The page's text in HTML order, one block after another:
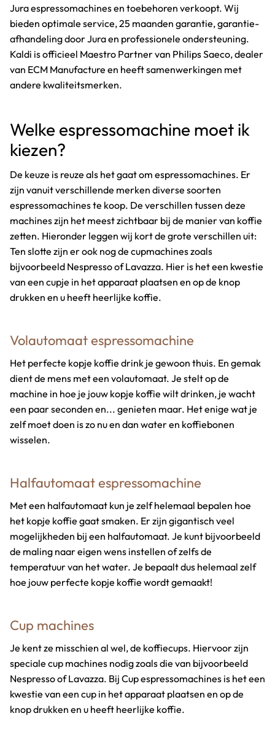
Jura espressomachines en toebehoren verkoopt. Wij
bieden optimale service, 25 maanden garantie, garantie-
afhandeling door Jura en professionele ondersteuning.
Kaldi is officieel Maestro Partner van Philips Saeco, dealer
van ECM Manufacture en heeft samenwerkingen met
andere kwaliteitsmerken.
Welke espressomachine moet ik
kiezen?
De keuze is reuze als het gaat om espressomachines. Er
zijn vanuit verschillende merken diverse soorten
espressomachines te koop. De verschillen tussen deze
machines zijn het meest zichtbaar bij de manier van koffie
zetten. Hieronder leggen wij kort de grote verschillen uit:
Ten slotte zijn er ook nog de cupmachines zoals
bijvoorbeeld Nespresso of Lavazza. Hier is het een kwestie
van een cupje in het apparaat plaatsen en op de knop
drukken en u heeft heerlijke koffie.
Volautomaat espressomachine
Het perfecte kopje koffie drink je gewoon thuis. En gemak
dient de mens met een volautomaat. Je stelt op de
machine in hoe je jouw kopje koffie wilt drinken, je wacht
een paar seconden en... genieten maar. Het enige wat je
zelf moet doen is zo nu en dan water en koffiebonen
wisselen.
Halfautomaat espressomachine
Met een halfautomaat kun je zelf helemaal bepalen hoe
het kopje koffie gaat smaken. Er zijn gigantisch veel
mogelijkheden bij een halfautomaat. Je kunt bijvoorbeeld
de maling naar eigen wens instellen of zelfs de
temperatuur van het water. Je bepaalt dus helemaal zelf
hoe jouw perfecte kopje koffie wordt gemaakt!
Cup machines
Je kent ze misschien al wel, de koffiecups. Hiervoor zijn
speciale cup machines nodig zoals die van bijvoorbeeld
Nespresso of Lavazza. Bij Cup espressomachines is het een
kwestie van een cup in het apparaat plaatsen en op de
knop drukken en u heeft heerlijke koffie.